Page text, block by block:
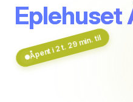
Eplehuset
Åpent i 2 t. 29 min. til